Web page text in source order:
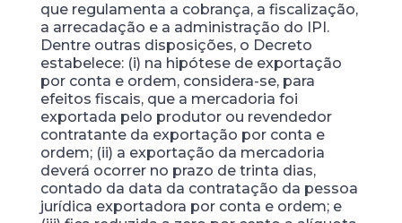
que regulamenta a cobrança, a fiscalização,
a arrecadação e a administração do IPI.
Dentre outras disposições, o Decreto
estabelece: (i) na hipótese de exportação
por conta e ordem, considera-se, para
efeitos fiscais, que a mercadoria foi
exportada pelo produtor ou revendedor
contratante da exportação por conta e
ordem; (ii) a exportação da mercadoria
deverá ocorrer no prazo de trinta dias,
contado da data da contratação da pessoa
jurídica exportadora por conta e ordem; e